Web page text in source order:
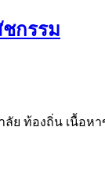
กรรม
ย ท้องถิ่น เนื้อ